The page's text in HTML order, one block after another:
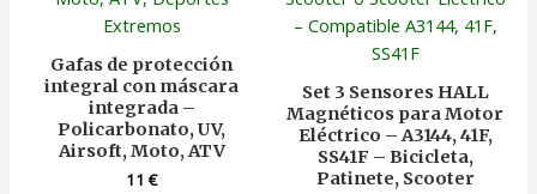
Gafas de protección
integral con máscara
integrada –
Policarbonato, UV,
Airsoft, Moto, ATV
11€
Set 3 Sensores HALL
Magnéticos para Motor
Eléctrico – A3144, 41F,
SS41F – Bicicleta,
Patinete, Scooter